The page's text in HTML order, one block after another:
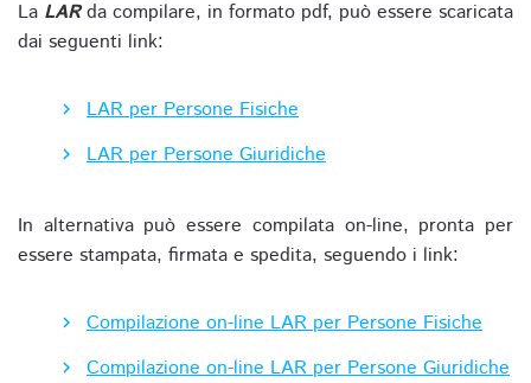
La LARda compilare, in formato pdf, può essere scaricata
dai seguenti link:
LAR per Persone Fisiche
LAR per Persone Giuridiche
In alternativa può essere compilata on-line, pronta per
essere stampata, firmata e spedita, seguendo i link:
Compilazione on-line LAR per Persone Fisiche
Compilazione on-line LAR per Persone Giuridiche